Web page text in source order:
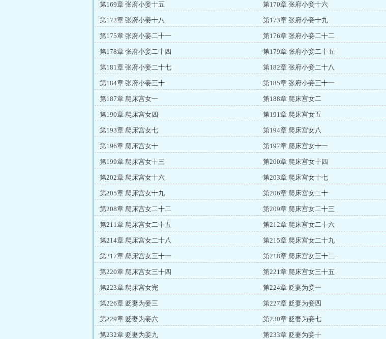
第169章 张府小妾十五 第170章 张府小妾十六
第172章 张府小妾十八 第173章 张府小妾十九
第175章 张府小妾二十一 第176章 张府小妾二十二
第178章 张府小妾二十四 第179章 张府小妾二十五
第181章 张府小妾二十七 第182章 张府小妾二十八
第184章 张府小妾三十 第185章 张府小妾三十一
第187章 爬床宫女一 第188章 爬床宫女二
第190章 爬床宫女四 第191章 爬床宫女五
第193章 爬床宫女七 第194章 爬床宫女八
第196章 爬床宫女十 第197章 爬床宫女十一
第199章 爬床宫女十三 第200章 爬床宫女十四
第202章 爬床宫女十六 第203章 爬床宫女十七
第205章 爬床宫女十九 第206章 爬床宫女二十
第208章 爬床宫女二十二 第209章 爬床宫女二十三
第211章 爬床宫女二十五 第212章 爬床宫女二十六
第214章 爬床宫女二十八 第215章 爬床宫女二十九
第217章 爬床宫女三十一 第218章 爬床宫女三十二
第220章 爬床宫女三十四 第221章 爬床宫女三十五
第223章 爬床宫女完 第224章 贬妻为妾一
第226章 贬妻为妾三 第227章 贬妻为妾四
第229章 贬妻为妾六 第230章 贬妻为妾七
第232章 贬妻为妾九 第233章 贬妻为妾十